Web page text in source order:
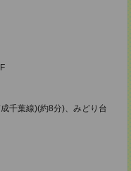
千葉線)(約8分)、みどり台